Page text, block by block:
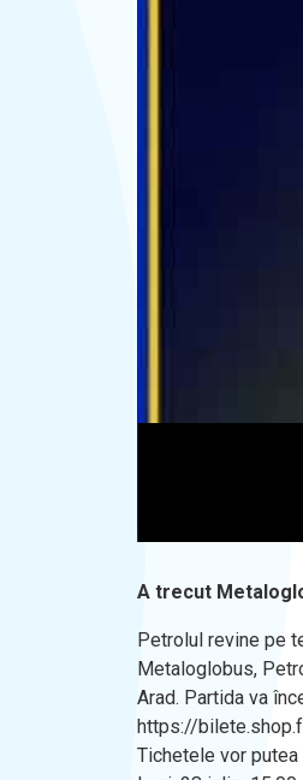
A trecut
Petrolul revine pe
Metaloglobus,
Arad. Partida va
https://
Tichetele vor